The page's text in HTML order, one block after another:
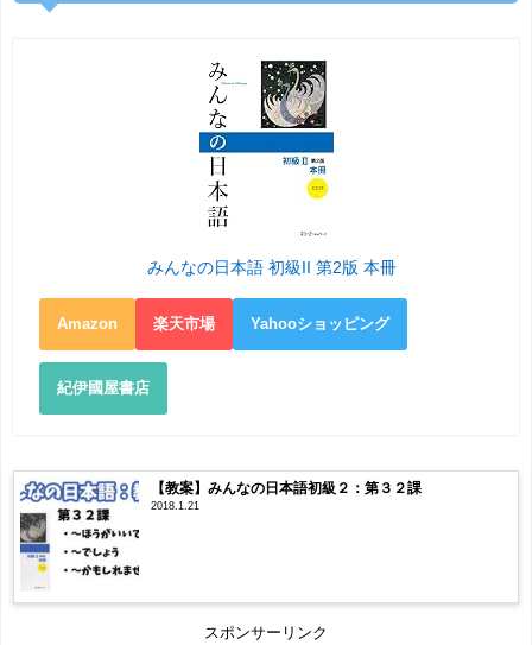
みんなの日本語 初級II 第2版 本冊
Amazon 楽天市場 Yahooショッピング
紀伊國屋書店
【教案】みんなの日本語初級２：第３２課
2018.1.21
スポンサーリンク